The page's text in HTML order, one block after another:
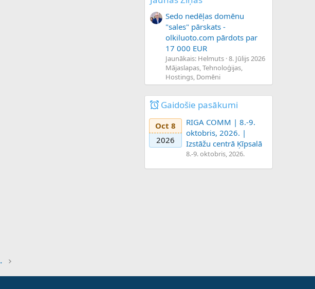
Sedo nedēļas domēnu
"sales" pārskats -
olkiluoto.com pārdots par
17 000 EUR
Jaunākais: Helmuts 8. Jūlijs 2026
Mājaslapas, Tehnoloģijas,
Hostings, Domēni
Gaidošie pasākumi
Oct 8
2026
RIGA COMM | 8.-9.
oktobris, 2026. |
Izstāžu centrā Ķīpsalā
8.-9. oktobris, 2026.
Izaugsme